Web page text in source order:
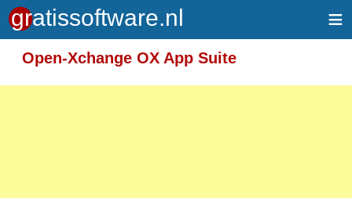
≡
Open-Xchange OX App Suite